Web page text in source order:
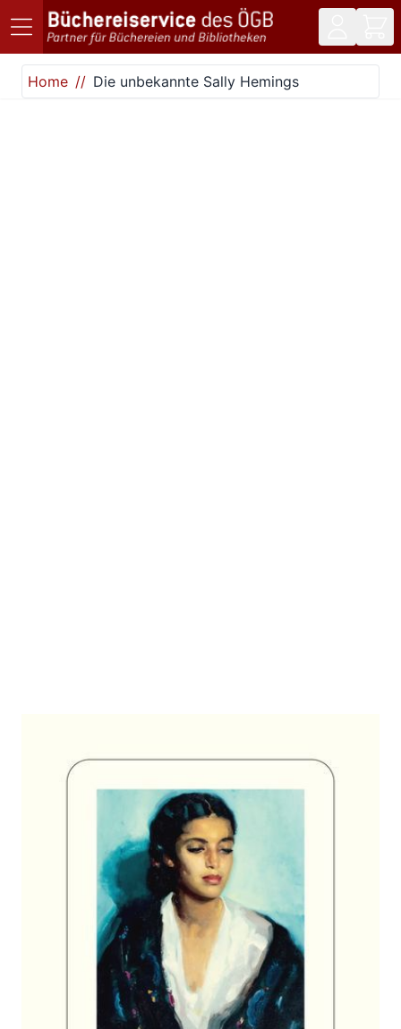
Direkt zum Inhalt
Home
Die unbekannte Sally Hemings
Zur Wunschliste hinzufügen
Barbara Chase-Riboud
Verlag: Diogenes 20.05.2026
624 Seiten
Hardcover
ISBN: 978-3-25707371-